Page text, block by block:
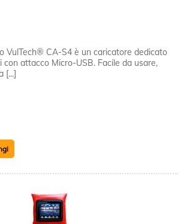
VulTech® CA-S4 è un caricatore dedicato
attacco Micro-USB. Facile da usare,
[...]